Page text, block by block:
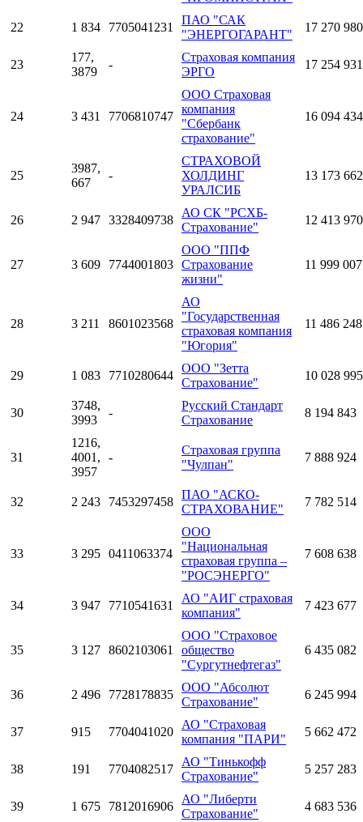
22 1 834 7705041231
ПАО "САК
"ЭНЕРГОГАРАНТ"
17 270 980
23
177,
3879
-
Страховая компания
ЭРГО
17 254 931
24 3 431 7706810747
ООО Страховая
компания
"Сбербанк
страхование"
16 094 434
25
3987,
667
-
СТРАХОВОЙ
ХОЛДИНГ
УРАЛСИБ
13 173 662
26 2 947 3328409738
АО СК "РСХБ-
Страхование"
12 413 970
27 3 609 7744001803
ООО "ППФ
Страхование
жизни"
11 999 007
28 3 211 8601023568
АО
"Государственная
страховая компания
"Югория"
11 486 248
29 1 083 7710280644
ООО "Зетта
Страхование"
10 028 995
30
3748,
3993
-
Русский Стандарт
Страхование
8 194 843
31
1216,
4001,
3957
-
Страховая группа
"Чулпан"
7 888 924
32 2 243 7453297458
ПАО "АСКО-
СТРАХОВАНИЕ"
7 782 514
33 3 295 0411063374
ООО
"Национальная
страховая группа –
"РОСЭНЕРГО"
7 608 638
34 3 947 7710541631
АО "АИГ страховая
компания"
7 423 677
35 3 127 8602103061
ООО "Страховое
общество
"Сургутнефтегаз"
6 435 082
36 2 496 7728178835
ООО "Абсолют
Страхование"
6 245 994
37 915 7704041020
АО "Страховая
компания "ПАРИ"
5 662 472
38 191 7704082517
АО "Тинькофф
Страхование"
5 257 283
39 1 675 7812016906
АО "Либерти
Страхование"
4 683 536